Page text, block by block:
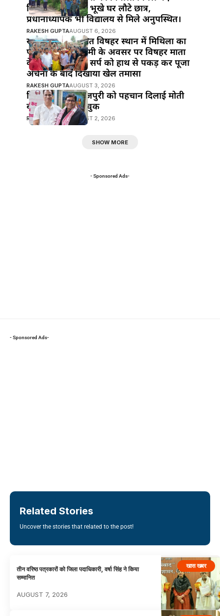
जिम्मेदार,दोपहर में भूखे घर लौटे छात्र,
प्रधानाध्यापक भी विद्यालय से मिले अनुपस्थित।
RAKESH GUPTAAUGUST 6, 2026
खानपुर बाजार स्थित विषहर स्थान में मिथिला का
पावन पर्व नाग पंचमी के अवसर पर विषहर माता
के पुजारी ने विषैले सर्प को हाथ से पकड़ कर पूजा
अर्चना के बाद दिखाया खेल तमासा
RAKESH GUPTAAUGUST 3, 2026
हिंदी सिनेमा में भोजपुरी को पहचान दिलाई मोती
बीए ने : मनोज भावुक
RAKESH GUPTAAUGUST 2, 2026
SHOW MORE
- Sponsored Ads-
- Sponsored Ads-
Related Stories
Uncover the stories that related to the post!
खास खबर
तीन वरिष्ठ पत्रकारों को जिला पदाधिकारी, वर्षा सिंह ने किया
सम्मानित
AUGUST 7, 2026